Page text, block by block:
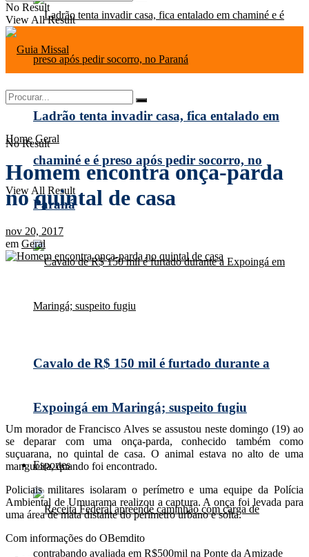
Ladrão tenta invadir casa, fica entalado em
chaminé e é preso após pedir socorro, no
Paraná
Cavalo de R$ 150 mil é furtado durante a
Expoingá em Maringá; suspeito fugiu
Esportes
No Result
View All Result
No Result
View All Result
Home Geral
Homem encontra onça-parda
no quintal de casa
nov 20, 2017
em Geral
Um morador de Francisco Alves se assustou neste domingo (19) ao
se deparar com uma onça-parda, conhecido também como
suçuarana, no quintal de casa. O animal estava no alto de uma
mangueira, quando foi encontrado.
Policiais militares isolaram o perímetro e uma equipe da Polícia
Ambiental de Umuarama realizou a captura. A onça foi levada para
uma área de mata distante do perímetro urbano e solta.
Com informações do OBemdito